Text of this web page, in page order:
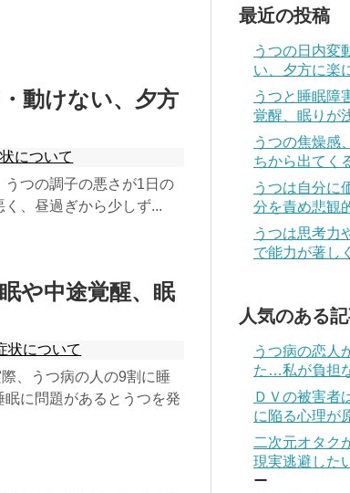
動けない、夕方
について
うつの調子の悪さが1日の
、昼過ぎから少しず...
や中途覚醒、眠
状について
、うつ病の人の9割に睡
に問題があるとうつを発
最近の投稿
うつの日内
い、夕方に楽
うつと睡眠障
覚醒、眠りが
うつの焦燥感
ちから出てく
うつは自分に
分を責め悲観
うつは思考力
で能力が著し
人気のある
うつ病の恋人
た…私が負担
ＤＶの被害者
に陥る心理が
二次元オタク
現実逃避した
ー